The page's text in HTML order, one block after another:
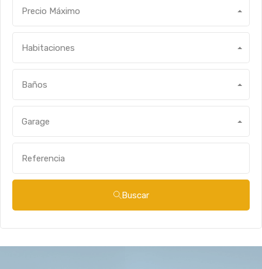
Precio Máximo
Habitaciones
Baños
Garage
Buscar